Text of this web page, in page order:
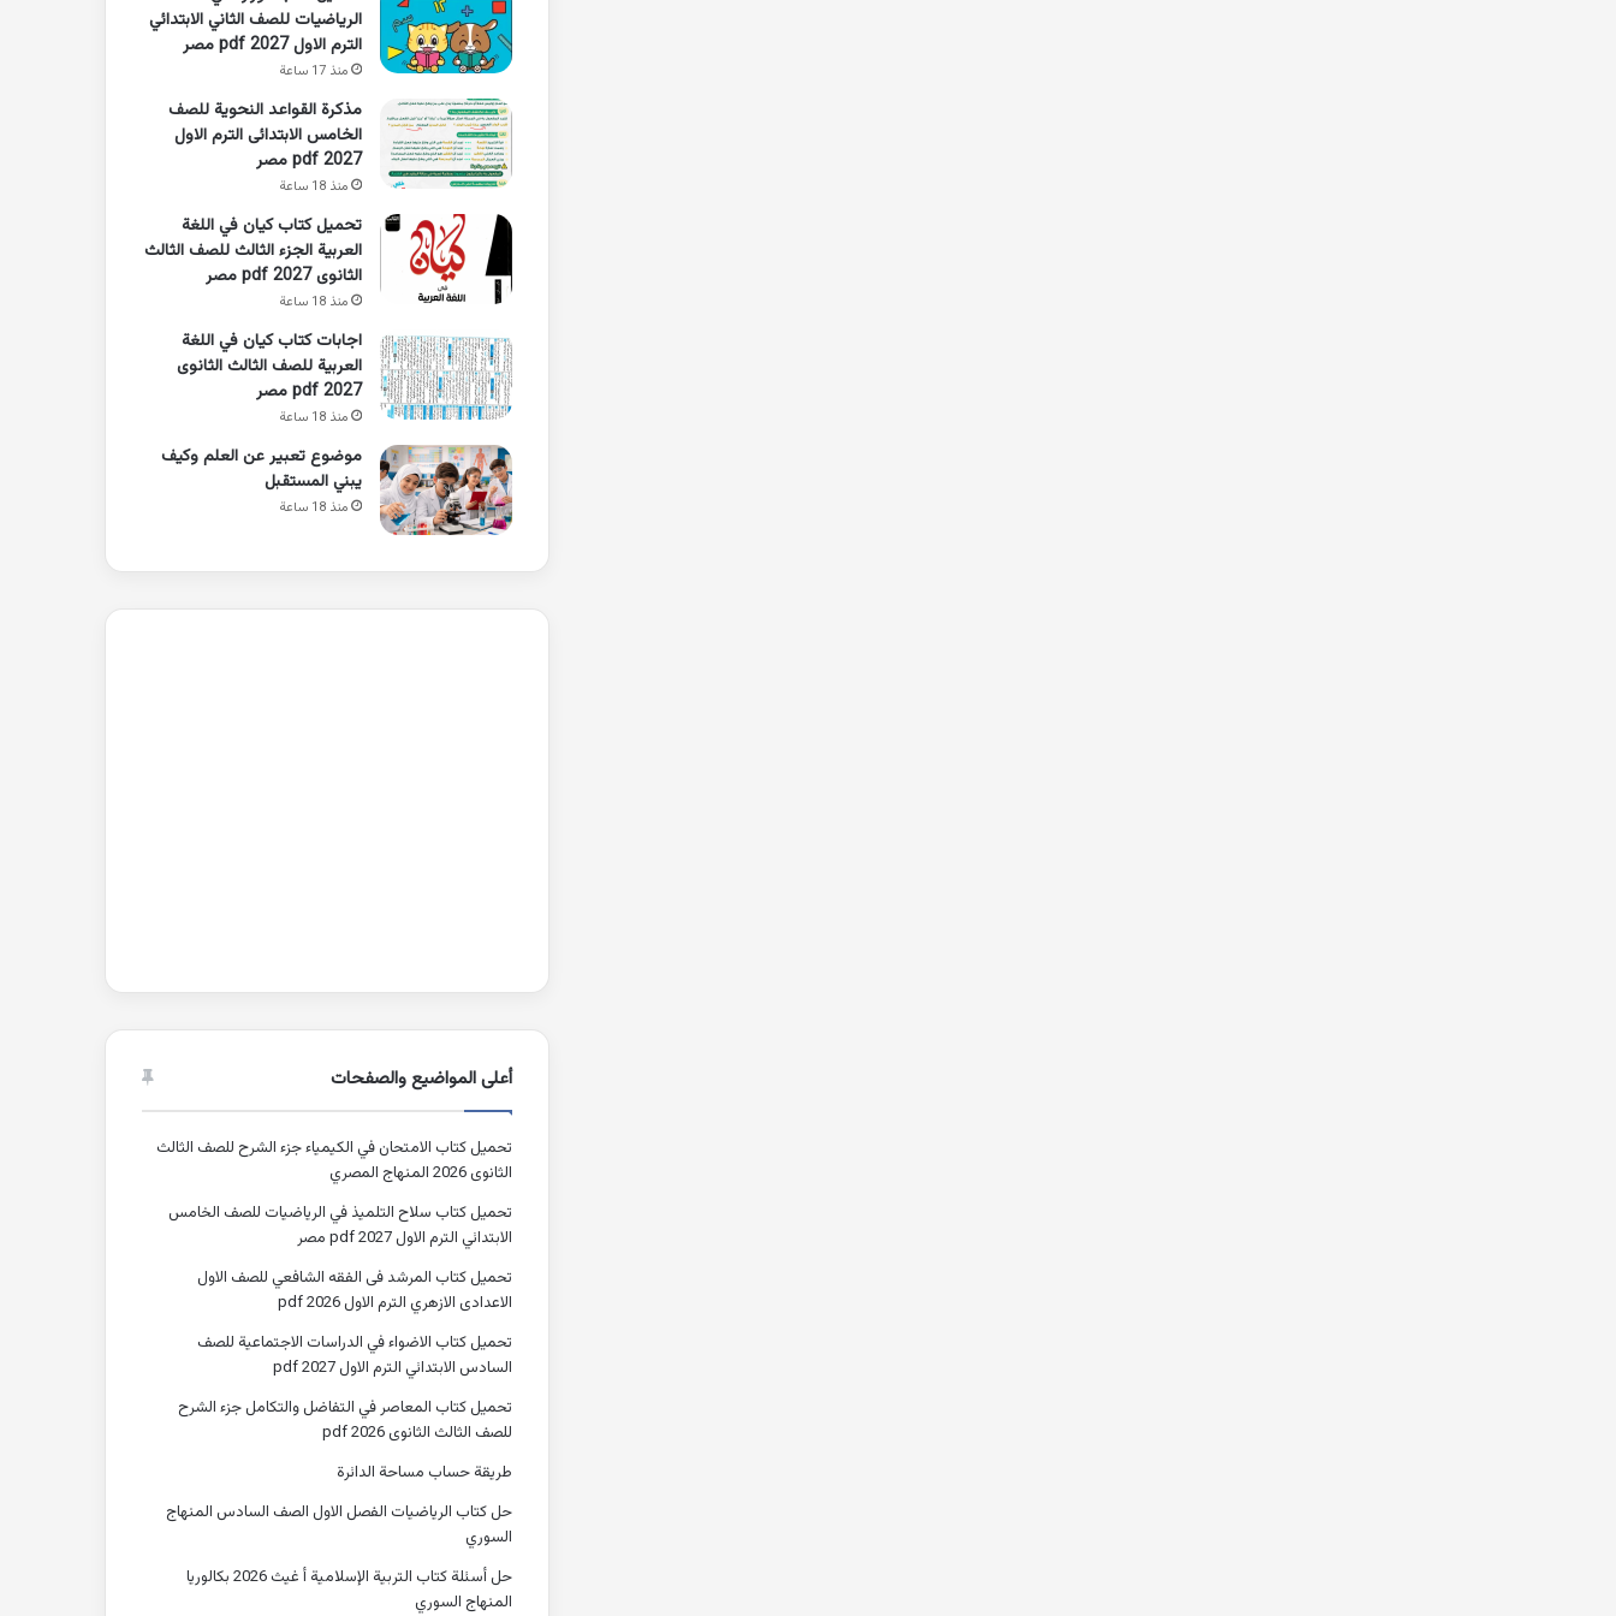
الرياضيات للصف الثاني الابتدائي
الترم الاول 2027 pdf مصر
منذ 17 ساعة
مذكرة القواعد النحوية للصف
الخامس الابتدائى الترم الاول
2027 pdf مصر
منذ 18 ساعة
تحميل كتاب كيان في اللغة
العربية الجزء الثالث للصف الثالث
الثانوى 2027 pdf مصر
منذ 18 ساعة
اجابات كتاب كيان في اللغة
العربية للصف الثالث الثانوى
2027 pdf مصر
منذ 18 ساعة
موضوع تعبير عن العلم وكيف
يبني المستقبل
منذ 18 ساعة
أعلى المواضيع والصفحات
تحميل كتاب الامتحان في الكيمياء جزء الشرح للصف الثالث
الثانوى 2026 المنهاج المصري
تحميل كتاب سلاح التلميذ في الرياضيات للصف الخامس
الابتدائي الترم الاول 2027 pdf مصر
تحميل كتاب المرشد فى الفقه الشافعي للصف الاول
الاعدادى الازهري الترم الاول 2026 pdf
تحميل كتاب الاضواء في الدراسات الاجتماعية للصف
السادس الابتدائي الترم الاول 2027 pdf
تحميل كتاب المعاصر في التفاضل والتكامل جزء الشرح
للصف الثالث الثانوى 2026 pdf
طريقة حساب مساحة الدائرة
حل كتاب الرياضيات الفصل الاول الصف السادس المنهاج
السوري
حل أسئلة كتاب التربية الإسلامية أ غيث 2026 بكالوريا
المنهاج السوري